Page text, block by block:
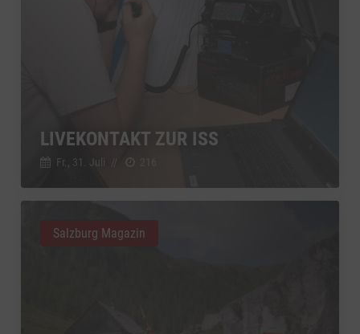
LIVEKONTAKT ZUR ISS
Fr., 31. Juli //
Salzburg Magazin